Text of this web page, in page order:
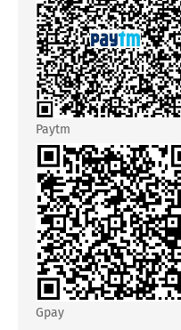
Paytm
Gpay